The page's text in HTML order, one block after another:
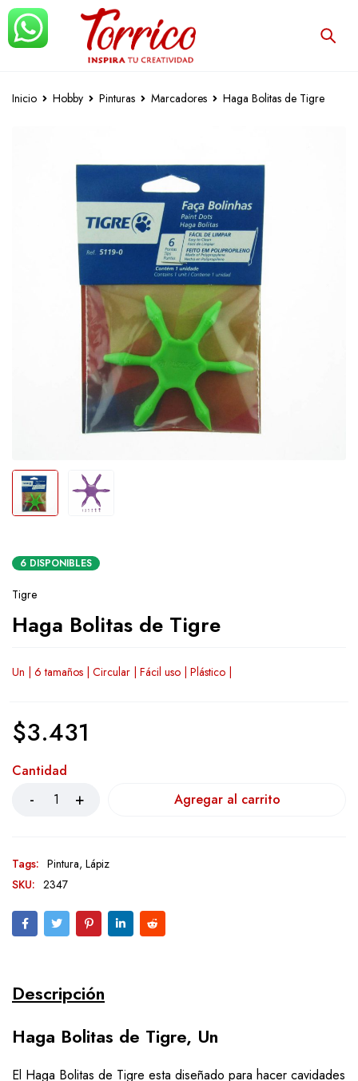
Inicio Hobby Pinturas Marcadores Haga Bolitas de Tigre
6 DISPONIBLES
Tigre
Haga Bolitas de Tigre
Un | 6 tamaños | Circular | Fácil uso | Plástico |
$3.431
Cantidad
Agregar al carrito
Tags: Pintura, Lápiz
SKU: 2347
Descripción
Haga Bolitas de Tigre, Un
El Haga Bolitas de Tigre esta diseñado para hacer cavidades